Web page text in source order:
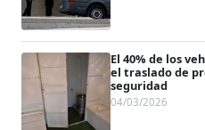
El 40% de los
el traslado de
seguridad
04/03/2026